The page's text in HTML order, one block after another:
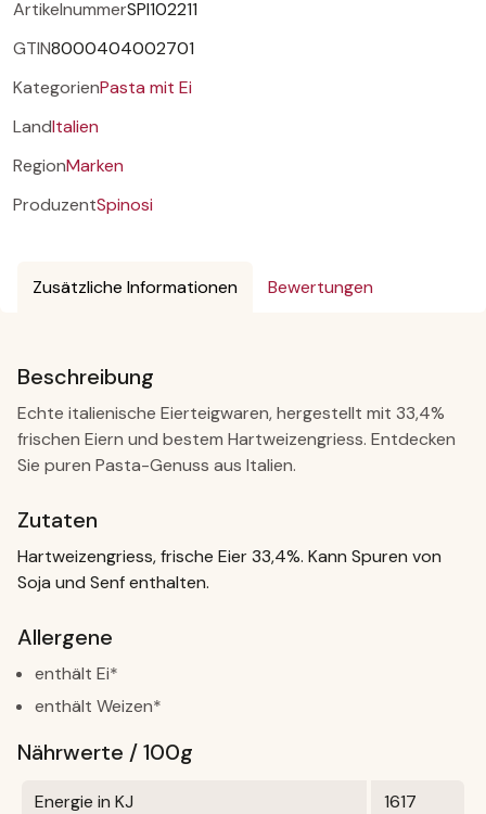
ArtikelnummerSPI102211
GTIN8000404002701
KategorienPasta mit Ei
LandItalien
RegionMarken
ProduzentSpinosi
Zusätzliche Informationen Bewertungen
Beschreibung
Echte italienische Eierteigwaren, hergestellt mit 33,4%
frischen Eiern und bestem Hartweizengriess. Entdecken
Sie puren Pasta-Genuss aus Italien.
Zutaten
Hartweizengriess, frische Eier 33,4%. Kann Spuren von
Soja und Senf enthalten.
Allergene
enthält Ei*
enthält Weizen*
Nährwerte / 100g
Energie in KJ 1617